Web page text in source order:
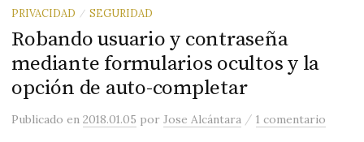
PRIVACIDAD / SEGURIDAD
Robando usuario y contraseña
mediante formularios ocultos y la
opción de auto-completar
Publicadoen2018.01.05 porJose Alcántara /1 comentario